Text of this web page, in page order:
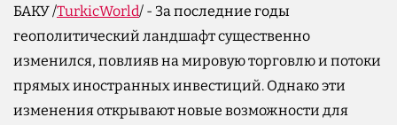
БАКУ /TurkicWorld/ - За последние годы
геополитический ландшафт существенно
изменился, повлияв на мировую торговлю и потоки
прямых иностранных инвестиций. Однако эти
изменения открывают новые возможности для